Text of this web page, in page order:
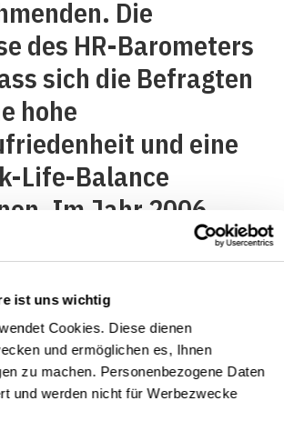
ist uns wichtig
Cookies. Diese dienen
und ermöglichen es, Ihnen
zu machen. Personenbezogene Daten
und werden nicht für Werbezwecke
Die
des HR-Barometers
sich die Befragten
hohe
und eine
Life-Balance
Im Jahr 2006
der Zustand
und physischen
der Schweizer
erfragt. Es zeigte
mehr als drei
– verglichen mit